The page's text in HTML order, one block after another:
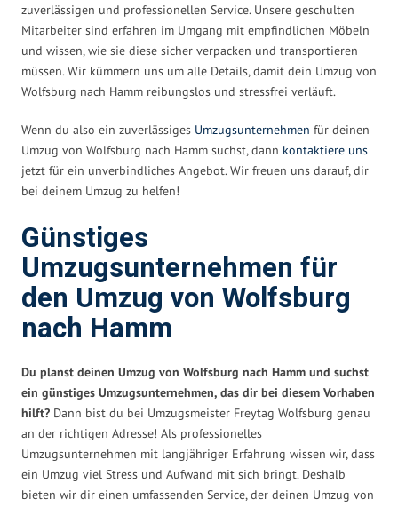
zuverlässigen und professionellen Service. Unsere geschulten
Mitarbeiter sind erfahren im Umgang mit empfindlichen Möbeln
und wissen, wie sie diese sicher verpacken und transportieren
müssen. Wir kümmern uns um alle Details, damit dein Umzug von
Wolfsburg nach Hamm reibungslos und stressfrei verläuft.
Wenn du also ein zuverlässiges Umzugsunternehmen für deinen
Umzug von Wolfsburg nach Hamm suchst, dann kontaktiere uns
jetzt für ein unverbindliches Angebot. Wir freuen uns darauf, dir
bei deinem Umzug zu helfen!
Günstiges
Umzugsunternehmen für
den Umzug von Wolfsburg
nach Hamm
Du planst deinen Umzug von Wolfsburg nach Hamm und suchst
ein günstiges Umzugsunternehmen, das dir bei diesem Vorhaben
hilft? Dann bist du bei Umzugsmeister Freytag Wolfsburg genau
an der richtigen Adresse! Als professionelles
Umzugsunternehmen mit langjähriger Erfahrung wissen wir, dass
ein Umzug viel Stress und Aufwand mit sich bringt. Deshalb
bieten wir dir einen umfassenden Service, der deinen Umzug von